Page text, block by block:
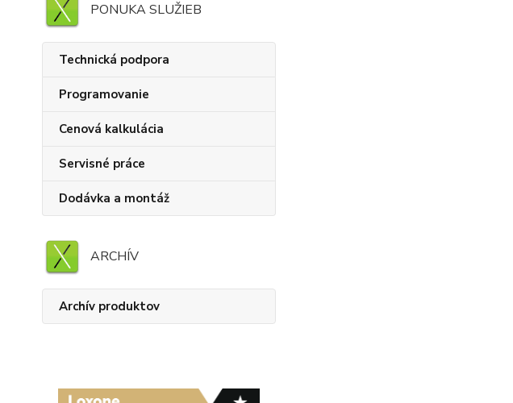
PONUKA SLUŽIEB
Technická podpora
Programovanie
Cenová kalkulácia
Servisné práce
Dodávka a montáž
ARCHÍV
Archív produktov